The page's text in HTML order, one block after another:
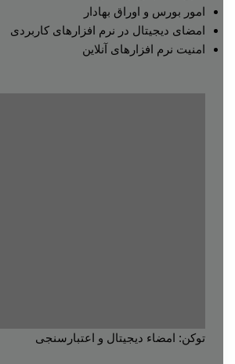
امور بورس و اوراق بهادار
امضای دیجیتال در نرم افزارهای کاربردی
امنیت نرم افزارهای آنلاین
توکن: امضاء دیجیتال و اعتبارسنجی